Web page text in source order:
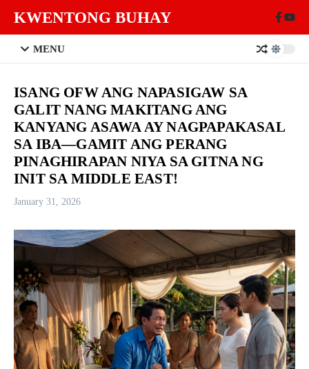
KWENTONG BUHAY
MENU
ISANG OFW ANG NAPASIGAW SA
GALIT NANG MAKITANG ANG
KANYANG ASAWA AY NAGPAPAKASAL
SA IBA—GAMIT ANG PERANG
PINAGHIRAPAN NIYA SA GITNA NG
INIT SA MIDDLE EAST!
January 31, 2026